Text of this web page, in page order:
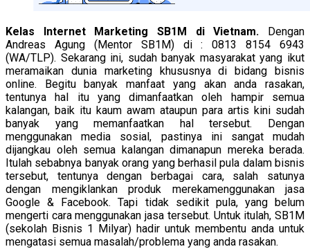
Kelas Internet Marketing SB1M di Vietnam. Dengan
Andreas Agung (Mentor SB1M) di : 0813 8154 6943
(WA/TLP). Sekarang ini, sudah banyak masyarakat yang ikut
meramaikan dunia marketing khususnya di bidang bisnis
online. Begitu banyak manfaat yang akan anda rasakan,
tentunya hal itu yang dimanfaatkan oleh hampir semua
kalangan, baik itu kaum awam ataupun para artis kini sudah
banyak yang memanfaatkan hal tersebut. Dengan
menggunakan media sosial, pastinya ini sangat mudah
dijangkau oleh semua kalangan dimanapun mereka berada.
Itulah sebabnya banyak orang yang berhasil pula dalam bisnis
tersebut, tentunya dengan berbagai cara, salah satunya
dengan mengiklankan produk merekamenggunakan jasa
Google & Facebook. Tapi tidak sedikit pula, yang belum
mengerti cara menggunakan jasa tersebut. Untuk itulah, SB1M
(sekolah Bisnis 1 Milyar) hadir untuk membentu anda untuk
mengatasi semua masalah/problema yang anda rasakan.